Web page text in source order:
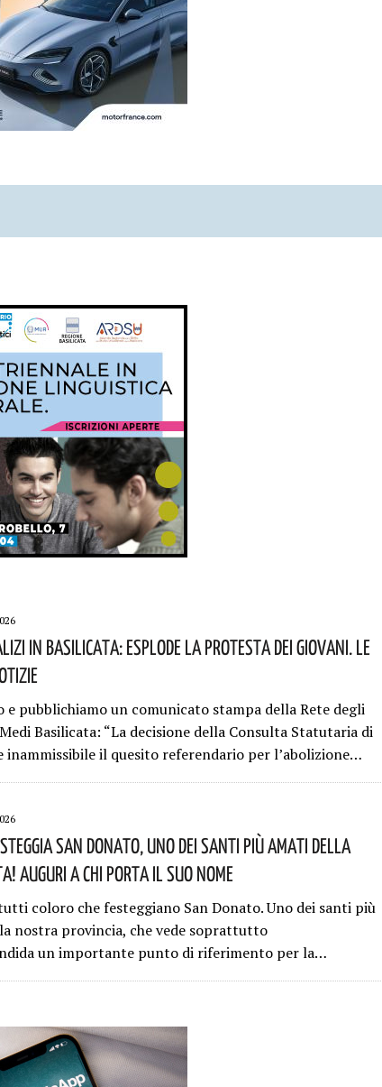
In Basilicata: Esplode La Protesta Dei Giovani. Le
e pubblichiamo un comunicato stampa della Rete degli
Basilicata: “La decisione della Consulta Statutaria di
inammissibile il quesito referendario per l’abolizione…
San Donato, Uno Dei Santi Più Amati Della
Auguri A Chi Porta Il Suo Nome
coloro che festeggiano San Donato. Uno dei santi più
nostra provincia, che vede soprattutto
un importante punto di riferimento per la…